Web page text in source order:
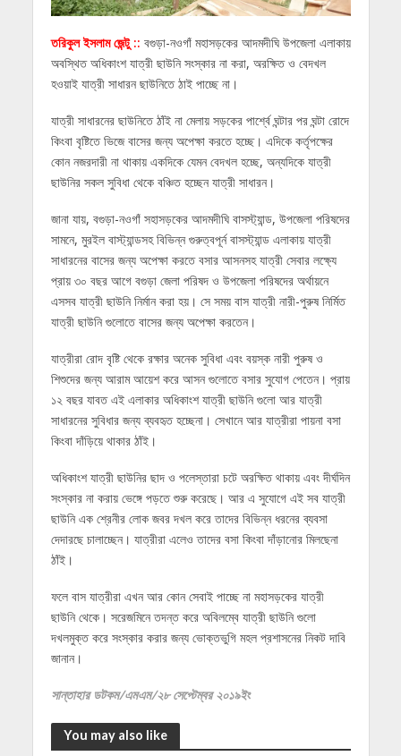
তরিকুল ইসলাম জেন্টু :: বগুড়া-নওগাঁ মহাসড়কের আদমদীঘি উপজেলা এলাকায়
অবস্থিত অধিকাংশ যাত্রী ছাউনি সংস্কার না করা, অরক্ষিত ও বেদখল
হওয়াই যাত্রী সাধারন ছাউনিতে ঠাই পাচ্ছে না।
যাত্রী সাধারনের ছাউনিতে ঠাঁই না মেলায় সড়কের পার্শ্বে ঘন্টার পর ঘন্টা রোদে
কিংবা বৃষ্টিতে ভিজে বাসের জন্য অপেক্ষা করতে হচ্ছে। এদিকে কর্তৃপক্ষের
কোন নজরদারী না থাকায় একদিকে যেমন বেদখল হচ্ছে, অন্যদিকে যাত্রী
ছাউনির সকল সুবিধা থেকে বঞ্চিত হচ্ছেন যাত্রী সাধারন।
জানা যায়, বগুড়া-নওগাঁ সহাসড়কের আদমদীঘি বাসস্ট্যান্ড, উপজেলা পরিষদের
সামনে, মুরইল বাস্ট্যান্ডসহ বিভিন্ন গুরুত্বপূর্ন বাসস্ট্যান্ড এলাকায় যাত্রী
সাধারনের বাসের জন্য অপেক্ষা করতে বসার আসনসহ যাত্রী সেবার লক্ষ্যে
প্রায় ৩০ বছর আগে বগুড়া জেলা পরিষদ ও উপজেলা পরিষদের অর্থায়নে
এসসব যাত্রী ছাউনি নির্মান করা হয়। সে সময় বাস যাত্রী নারী-পুরুষ নির্মিত
যাত্রী ছাউনি গুলোতে বাসের জন্য অপেক্ষা করতেন।
যাত্রীরা রোদ বৃষ্টি থেকে রক্ষার অনেক সুবিধা এবং বয়স্ক নারী পুরুষ ও
শিশুদের জন্য আরাম আয়েশ করে আসন গুলোতে বসার সুযোগ পেতেন। প্রায়
১২ বছর যাবত এই এলাকার অধিকাংশ যাত্রী ছাউনি গুলো আর যাত্রী
সাধারনের সুবিধার জন্য ব্যবহৃত হচ্ছেনা। সেখানে আর যাত্রীরা পায়না বসা
কিংবা দাঁড়িয়ে থাকার ঠাঁই।
অধিকাংশ যাত্রী ছাউনির ছাদ ও পলেস্তারা চটে অরক্ষিত থাকায় এবং দীর্ঘদিন
সংস্কার না করায় ভেঙ্গে পড়তে শুরু করেছে। আর এ সুযোগে এই সব যাত্রী
ছাউনি এক শ্রেনীর লোক জবর দখল করে তাদের বিভিন্ন ধরনের ব্যবসা
দেদারছে চালাচ্ছেন। যাত্রীরা এলেও তাদের বসা কিংবা দাঁড়ানোর মিলছেনা
ঠাঁই।
ফলে বাস যাত্রীরা এখন আর কোন সেবাই পাচ্ছে না মহাসড়কের যাত্রী
ছাউনি থেকে। সরেজমিনে তদন্ত করে অবিলম্বে যাত্রী ছাউনি গুলো
দখলমুক্ত করে সংস্কার করার জন্য ভোক্তভুগি মহল প্রশাসনের নিকট দাবি
জানান।
সান্তাহার ডটকম/এমএম/২৮ সেপ্টেম্বর ২০১৯ইং
You may also like